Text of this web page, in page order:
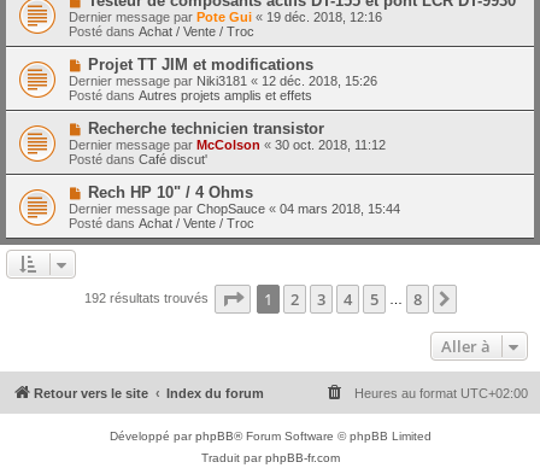
s
a
g
e
u
m
e
s
a
g
e
o
u
v
e
a
u
m
e
s
a
g
e
Dernier message par Pote Gui « 19 déc. 2018, 12:16
Posté dans Achat / Vente / Troc
N
o
u
v
e
a
u
m
e
s
a
g
e
Projet TT JIM et modifications
Dernier message par Niki3181 « 12 déc. 2018, 15:26
Posté dans Autres projets amplis et effets
N
o
u
v
e
a
u
m
e
g
Recherche technicien transistor
Dernier message par McColson « 30 oct. 2018, 11:12
Posté dans Café discut'
N
o
u
v
e
m
e
Rech HP 10" / 4 Ohms
Dernier message par ChopSauce « 04 mars 2018, 15:44
Posté dans Achat / Vente / Troc
192 résultats trouvés Page 1sur8
1 2 3 4 5 8
Aller à
Retour vers le site Index du forum Heures au format UTC+02:00
Développé parphpBB® Forum Software © phpBB Limited
Traduit parphpBB-fr.com